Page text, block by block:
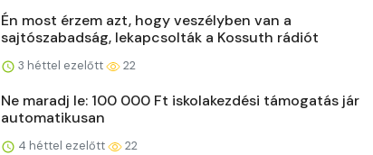
Én most érzem azt, hogy veszélyben van a
sajtószabadság, lekapcsolták a Kossuth rádiót
3 héttel ezelőtt 22
Ne maradj le: 100 000 Ft iskolakezdési támogatás jár
automatikusan
4 héttel ezelőtt 22